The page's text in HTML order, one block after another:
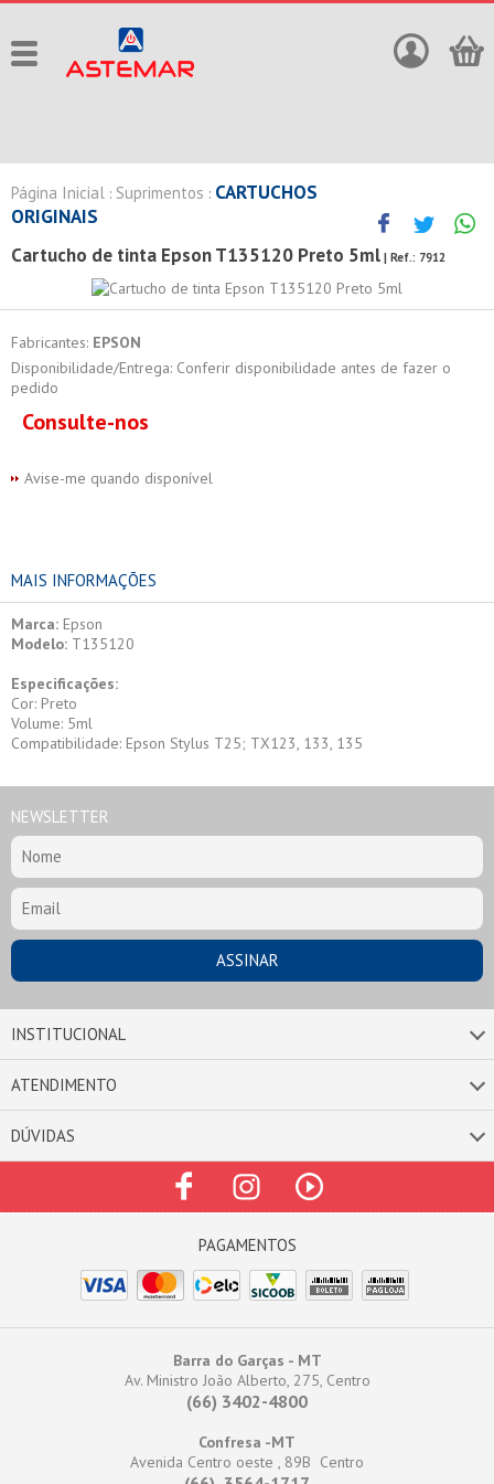
Página Inicial : Suprimentos : CARTUCHOS
ORIGINAIS
Cartucho de tinta Epson T135120 Preto 5ml | Ref.: 7912
Fabricantes: EPSON
Disponibilidade/Entrega: Conferir disponibilidade antes de fazer o
pedido
Consulte-nos
Avise-me quando disponível
MAIS INFORMAÇÕES
Marca: Epson
Modelo: T135120
Especificações:
Cor: Preto
Volume: 5ml
Compatibilidade: Epson Stylus T25; TX123, 133, 135
NEWSLETTER
INSTITUCIONAL
ATENDIMENTO
DÚVIDAS
Barra do Garças - MT
Av. Ministro João Alberto, 275, Centro
(66) 3402-4800
Confresa -MT
Avenida Centro oeste , 89B Centro